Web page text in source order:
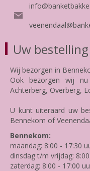
Uw bestelling
Wij bezorgen in
Ook bezorgen wij nu
Achterberg, Overberg,
U kunt uiteraard uw
Bennekom of
Bennekom:
maandag: 8:00 - 17:30
dinsdag t/m vrijdag:
zaterdag: 8:00 - 17:00